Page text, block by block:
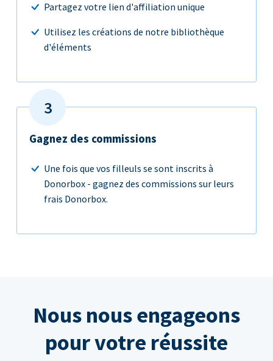
Partagez votre lien d'affiliation unique
Utilisez les créations de notre bibliothèque
d'éléments
Gagnez des commissions
Une fois que vos filleuls se sont inscrits à
Donorbox - gagnez des commissions sur leurs
frais Donorbox.
Nous nous engageons
pour votre réussite